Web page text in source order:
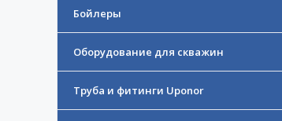
Бойлеры
Оборудование для скважин
Труба и фитинги Uponor